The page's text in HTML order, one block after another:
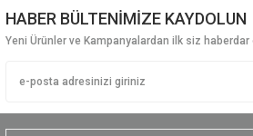
HABER BÜLTENİMİZE KAYDOLUN
Yeni Ürünler ve Kampanyalardan ilk siz haberdar